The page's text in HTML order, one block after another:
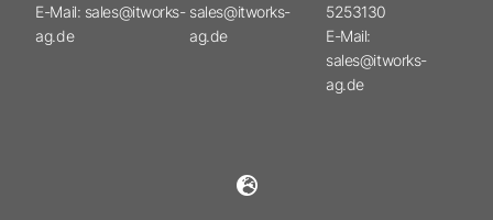
E-Mail: sales@itworks-
ag.de
sales@itworks-
ag.de
5253130
E-Mail:
sales@itworks-
ag.de